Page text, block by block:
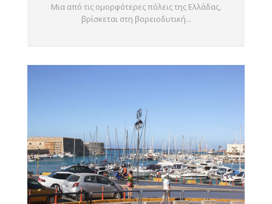
Μια από τις ομορφότερες πόλεις της Ελλάδας,
βρίσκεται στη βορειοδυτική...